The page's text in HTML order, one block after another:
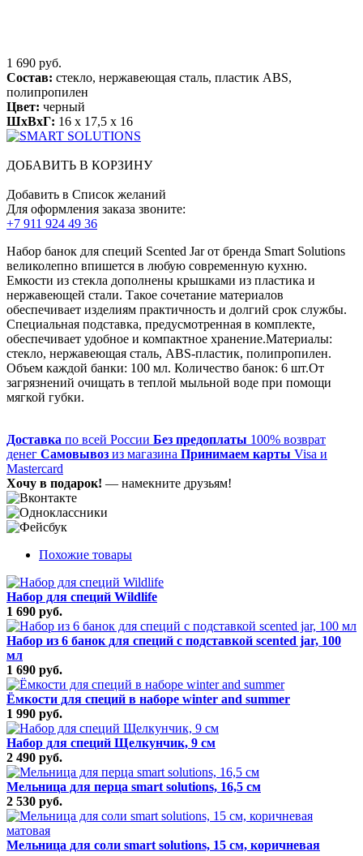
1 690 руб.
Состав: стекло, нержавеющая сталь, пластик ABS,
полипропилен
Цвет: черный
ШхВхГ: 16 x 17,5 x 16
ДОБАВИТЬ В КОРЗИНУ
Добавить в Список желаний
Для оформления заказа звоните:
+7 911 924 49 36
Набор банок для специй Scented Jar от бренда Smart Solutions
великолепно впишется в любую современную кухню.
Емкости из стекла дополнены крышками из пластика и
нержавеющей стали. Такое сочетание материалов
обеспечивает изделиям практичность и долгий срок службы.
Специальная подставка, предусмотренная в комплекте,
обеспечивает удобное и компактное хранение.Материалы:
стекло, нержавеющая сталь, ABS-пластик, полипропилен.
Объем каждой банки: 100 мл. Количество банок: 6 шт.От
загрязнений очищать в теплой мыльной воде при помощи
мягкой губки.
Доставка по всей России Без предоплаты 100% возврат
денег Самовывоз из магазина Принимаем карты Visa и
Mastercard
Хочу в подарок! — намекните друзьям!
Похожие товары
Набор для специй Wildlife
1 690 руб.
Набор из 6 банок для специй с подставкой scented jar, 100
мл
1 690 руб.
Ёмкости для специй в наборе winter and summer
1 990 руб.
Набор для специй Щелкунчик, 9 см
2 490 руб.
Мельница для перца smart solutions, 16,5 см
2 530 руб.
Мельница для соли smart solutions, 15 см, коричневая